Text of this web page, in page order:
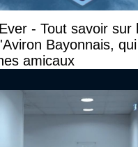
- Tout savoir sur
Bayonnais,
amicaux